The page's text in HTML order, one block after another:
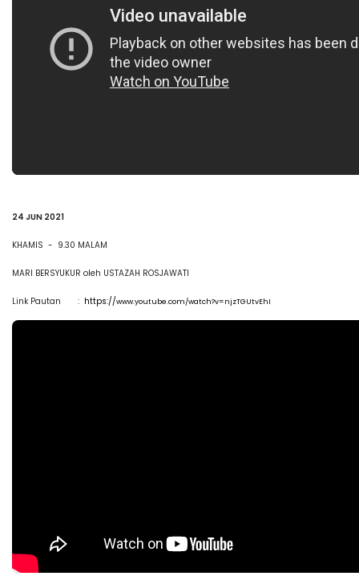
24 JUN 2021
KHAMIS - 9.30 MALAM
MARI BERSYUKUR oleh USTAZAH ROSJAWATI
Link Pautan : https://www.youtube.com/watch?v=njzTGUtvEhI